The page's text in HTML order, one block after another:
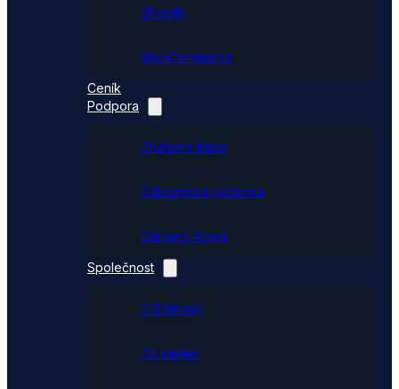
Shopify
WooCommerce
Ceník
Podpora
Znalostní báze
Zákaznická podpora
Dativery Agent
Společnost
O Dativery
Co umíme